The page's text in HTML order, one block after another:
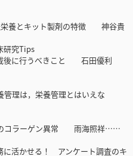
栄養とキット製剤の特徴 神谷貴
研究Tips
後に行うべきこと 石田優利
理は，栄養管理とはいえな
のコラーゲン異常 雨海照祥……
活かせる！ アンケート調査のキ